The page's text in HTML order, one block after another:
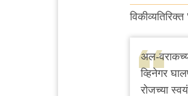
अल-
व्हिनेगर
रोजच्या